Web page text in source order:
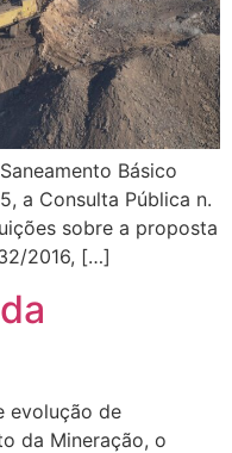
Básico
a Consulta Pública n.
sobre a proposta
2016, […]
evolução de
da Mineração, o